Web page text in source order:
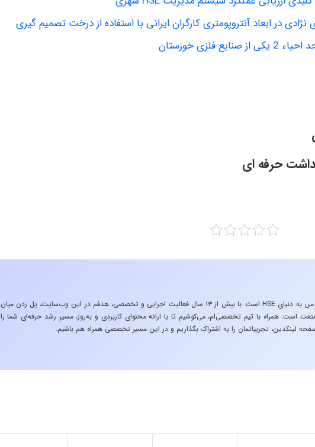
در ابعاد آنتروپومتری کارگران ایرانی با استفاده از درخت تصمیم گیری
خوزستان
حرفه ای
«تجربه در صنعت»، زیربنایِ اشتیاقِ من به دنیایِ HSE است. با بیش از ۱۳ سال فعالیت اجرایی و تخصصی، هدفم در این وب‌سایت، پل زدن میان
است. همراه با تیم تخصصی‌ام، می‌کوشیم تا با ارائه محتوای کاربردی و به‌روز، مسیرِ رشد حرفه‌ای شما را
لینکدین، تجربیاتمان را به اشتراک بگذاریم و در این مسیر تخصصی همراه هم باشیم.